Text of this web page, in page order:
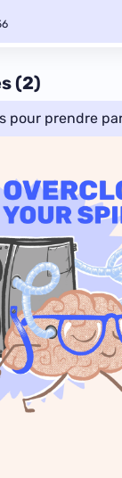
(2)
pour prendre